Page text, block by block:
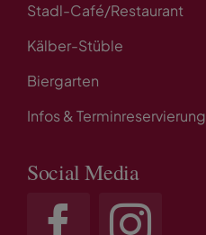
Stadl-Café/Restaurant
Kälber-Stüble
Biergarten
Infos & Terminreservierung
Social Media